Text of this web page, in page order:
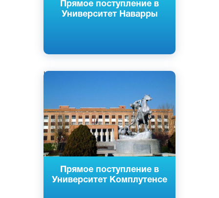
Прямое поступление в
Университет Наварры
Прямое поступление в
Университет Комплутенсе
Испанский